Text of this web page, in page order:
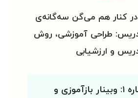
کنار هم می‌گن سه‌گانه‌ی
: طراحی آموزشی، روش
و ارزشیابی
۱:
وبینار بازآموزی و